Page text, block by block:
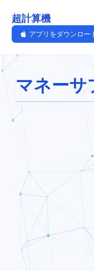
超計算機
アプリをダウンロー
マネーサ